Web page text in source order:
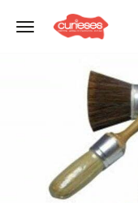
Toggle navigation